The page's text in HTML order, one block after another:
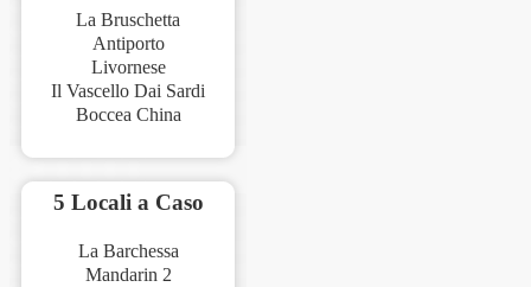
La Bruschetta
Antiporto
Livornese
Il Vascello Dai Sardi
Boccea China
5 Locali a Caso
La Barchessa
Mandarin 2